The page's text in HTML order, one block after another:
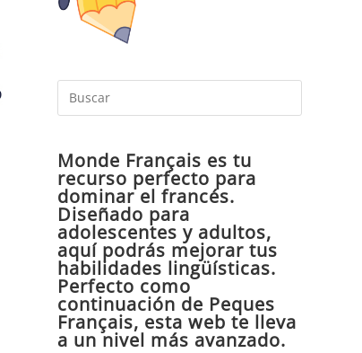
Escape
Monde Français es tu
recurso perfecto para
dominar el francés.
Diseñado para
adolescentes y adultos,
aquí podrás mejorar tus
habilidades lingüísticas.
Perfecto como
continuación de Peques
Français, esta web te lleva
a un nivel más avanzado.